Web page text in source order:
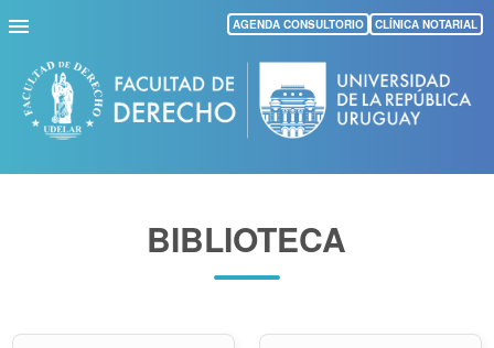
Pasar
al
contenido
principal
AGENDA CONSULTORIO CLÍNICA NOTARIAL
BIBLIOTECA